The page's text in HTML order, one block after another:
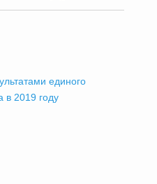
единого
в 2019 году